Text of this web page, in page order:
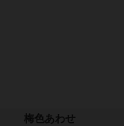
梅色あわせ